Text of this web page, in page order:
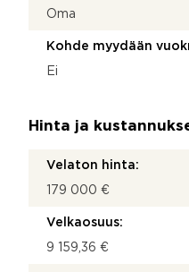
Oma
Kohde myydään
Ei
Hinta ja
Velaton hinta:
179 000 €
Velkaosuus:
9 159,36 €